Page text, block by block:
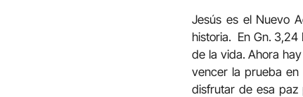
Jesús es el Nuevo
historia. En Gn.
de la vida. Ahora
vencer la prueba en
disfrutar de esa paz